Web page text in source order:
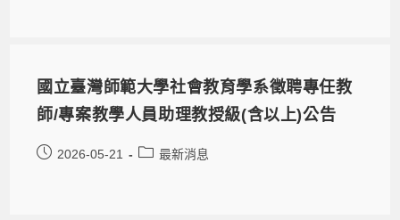
國立臺灣師範大學社會教育學系徵聘專任教
師/專案教學人員助理教授級(含以上)公告
2026-05-21 最新消息